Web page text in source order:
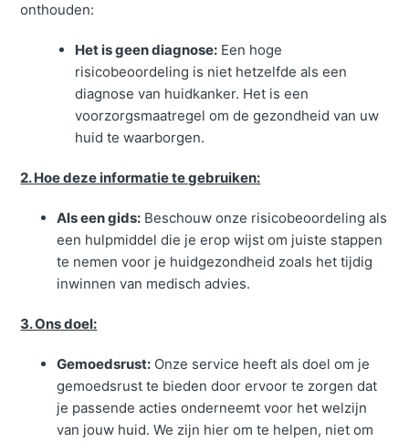
onthouden:
Het is geen diagnose: Een hoge
risicobeoordeling is niet hetzelfde als een
diagnose van huidkanker. Het is een
voorzorgsmaatregel om de gezondheid van uw
huid te waarborgen.
2. Hoe deze informatie te gebruiken:
Als een gids: Beschouw onze risicobeoordeling als
een hulpmiddel die je erop wijst om juiste stappen
te nemen voor je huidgezondheid zoals het tijdig
inwinnen van medisch advies.
3. Ons doel:
Gemoedsrust: Onze service heeft als doel om je
gemoedsrust te bieden door ervoor te zorgen dat
je passende acties onderneemt voor het welzijn
van jouw huid. We zijn hier om te helpen, niet om